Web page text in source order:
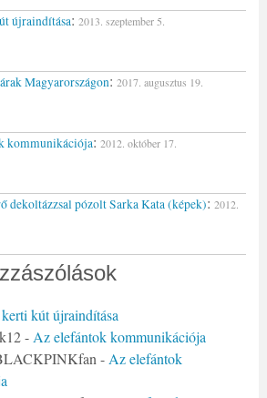
újraindítása: 2013. szeptember 5.
Magyarországon: 2017. augusztus 19.
kommunikációja: 2012. október 17.
dekoltázzsal pózolt Sarka Kata (képek): 2012.
kút újraindítása
-Az elefántok kommunikációja
-Az elefántok